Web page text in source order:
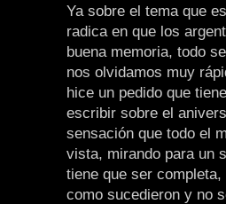
Ya sobre el tema que
radica en que los
buena memoria, todo
nos olvidamos muy
hice un pedido que
escribir sobre el
sensación que todo el
vista, mirando para un
tiene que ser
como sucedieron y no